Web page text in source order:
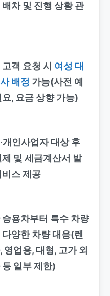
배차 및 진행 상황 관
고객 요청 시 여성 대
배정 가능(사전 예
요, 요금 상향 가능)
개인사업자 대상 후
제 및 세금계산서 발
비스 제공
승용차부터 특수 차량
다양한 차량 대응(렌
영업용, 대형, 고가 외
일부 제한)